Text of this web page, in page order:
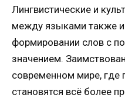
Лингвистические и
между языками также
формировании слов с
значением.
современном мире, где
становятся всё более